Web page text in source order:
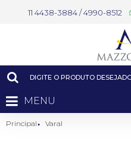
11 4438-3884 / 4990-8512
MENU
Principal Varal